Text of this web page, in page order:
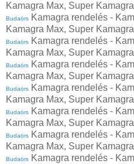
Kamagra Max, Super
Budaörs Kamagra rendelés -
Kamagra Max, Super
Budaörs Kamagra rendelés -
Kamagra Max, Super
Budaörs Kamagra rendelés -
Kamagra Max, Super
Budaörs Kamagra rendelés -
Kamagra Max, Super
Budaörs Kamagra rendelés -
Kamagra Max, Super
Budaörs Kamagra rendelés -
Kamagra Max, Super
Budaörs Kamagra rendelés -